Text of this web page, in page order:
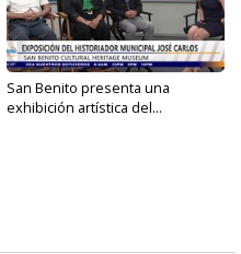
San Benito presenta una
exhibición artística del...